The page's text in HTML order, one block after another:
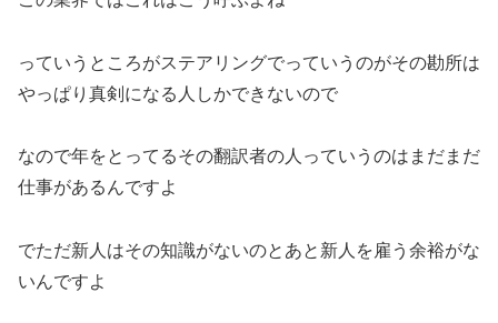
っていうところがステアリングでっていうのがその勘所は
やっぱり真剣になる人しかできないので
なので年をとってるその翻訳者の人っていうのはまだまだ
仕事があるんですよ
でただ新人はその知識がないのとあと新人を雇う余裕がな
いんですよ